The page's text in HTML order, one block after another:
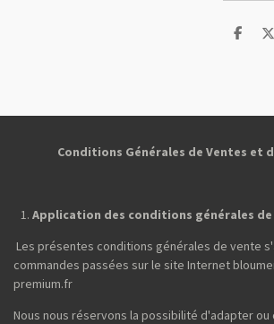
P
e
P
e
Conditions Générales de Ventes et
Application des conditions générales
Les présentes conditions générales de vente
commandes passées sur le site Internet
premium.fr
Nous nous réservons la possibilité d'adapter